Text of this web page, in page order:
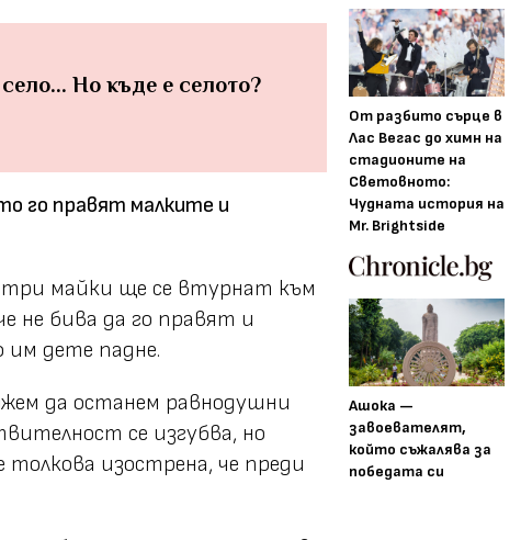
Но къде е селото?
го правят малките и
три майки ще се втурнат към
не бива да го правят и
им дете падне.
да останем равнодушни
се изгубва, но
изострена, че преди
От разбито сърце в
Лас Вегас до химн на
стадионите на
Световното:
Чудната история на
Mr. Brightside
Ашока —
завоевателят,
който съжалява за
победата си